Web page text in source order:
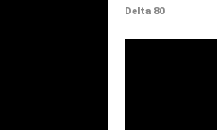
Delta 80